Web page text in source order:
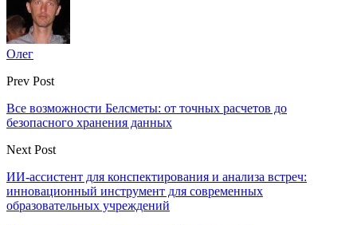
Олег
Prev Post
Все возможности Белсметы: от точных расчетов до
безопасного хранения данных
Next Post
ИИ-ассистент для конспектирования и анализа встреч:
инновационный инструмент для современных
образовательных учреждений